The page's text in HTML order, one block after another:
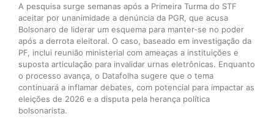
A pesquisa surge semanas após a Primeira Turma do STF
aceitar por unanimidade a denúncia da PGR, que acusa
Bolsonaro de liderar um esquema para manter-se no poder
após a derrota eleitoral. O caso, baseado em investigação da
PF, inclui reunião ministerial com ameaças a instituições e
suposta articulação para invalidar urnas eletrônicas. Enquanto
o processo avança, o Datafolha sugere que o tema
continuará a inflamar debates, com potencial para impactar as
eleições de 2026 e a disputa pela herança política
bolsonarista.